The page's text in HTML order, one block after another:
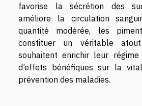
favorise la sécrétion des
améliore la circulation
quantité modérée, les
constituer un véritable
souhaitent enrichir leur
d’effets bénéfiques sur la
prévention des maladies.